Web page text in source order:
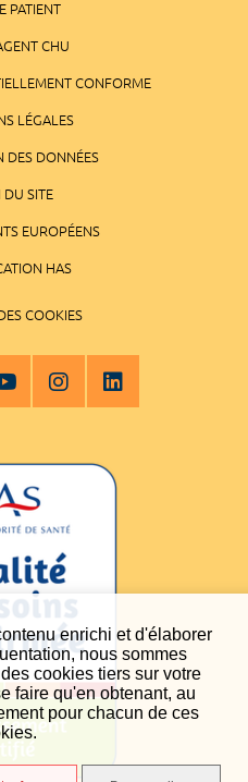
enrichi et d'élaborer
nous sommes
cookies tiers sur votre
faire qu'en obtenant, au
pour chacun de ces
PATIENT
CHU
CONFORME
LÉGALES
DES DONNÉES
DU SITE
EUROPÉENS
HAS
COOKIES